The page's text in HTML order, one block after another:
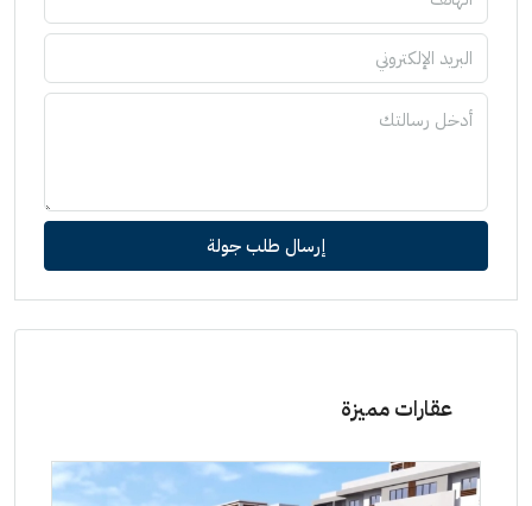
إرسال طلب جولة
عقارات مميزة